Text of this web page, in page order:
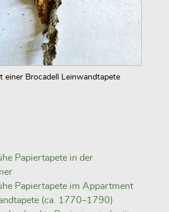
einer Brocadell Leinwandtapete
Papiertapete in der
Papiertapete im Appartment
(ca. 1770–1790)